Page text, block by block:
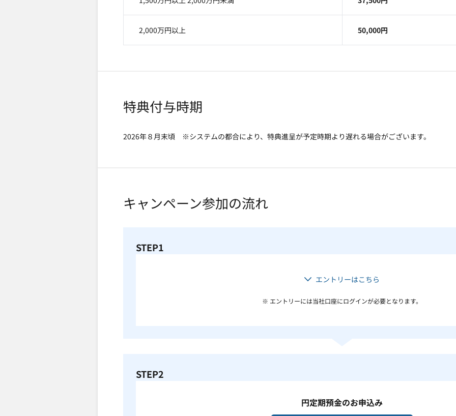
2,000万円以上 50,000円
特典付与時期
2026年８月末頃 ※システムの都合により、特典進呈が予定時期より遅れる場合がございます。
キャンペーン参加の流れ
STEP1
エントリーはこちら
※ エントリーには当社口座にログインが必要となります。
STEP2
円定期預金のお申込み